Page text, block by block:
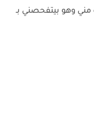
وهو بيتفحصني بـ